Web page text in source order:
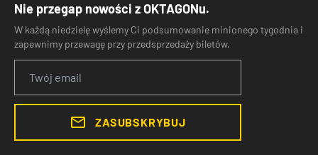
Nie przegap nowości z OKTAGONu.
W każdą niedzielę wyślemy Ci podsumowanie minionego tygodnia i
zapewnimy przewagę przy przedsprzedaży biletów.
ZASUBSKRYBUJ